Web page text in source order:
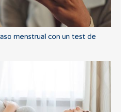
menstrual con un test de